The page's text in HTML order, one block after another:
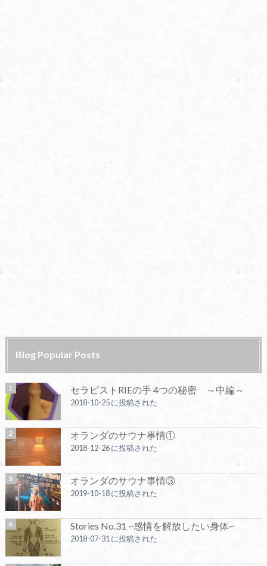
Blog Popular Posts
セラピストRIEの手 4つの秘密 ～中編～
2018-10-25 に投稿された
オランダのサウナ事情①
2018-12-26 に投稿された
オランダのサウナ事情③
2019-10-18 に投稿された
Stories No.31 ~感情を解放したい身体~
2018-07-31 に投稿された